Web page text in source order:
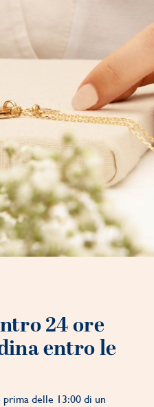
24 ore
entro le
delle 13:00 di un